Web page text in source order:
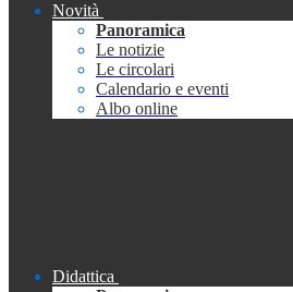
Novità
Panoramica
Le notizie
Le circolari
Calendario e eventi
Albo online
Didattica